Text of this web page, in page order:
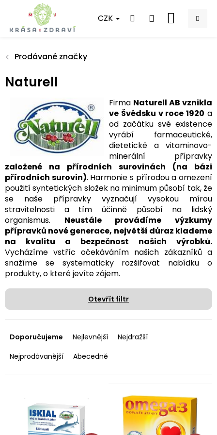
obsah
CZK
NÁKUPNÍ
Prodávané značky
Naturell
Firma Naturell AB vznikla
ve Švédsku v roce 1920 a
od začátku své existence
vyrábí farmaceutické,
dietetické a vitaminovo-
minerální přípravky
založené na přírodních surovinách (na bázi
přírodních surovin). Harmonie s přírodou a omezení
použití syntetických složek na minimum působí tak, že
se naše přípravky vyznačují vysokou mírou
stravitelnosti a tím účinně působí na lidský
organismus. Neustále provádíme výzkumy
přípravků nové generace, největší důraz klademe
na kvalitu a bezpečnost našich výrobků.
Vycházíme vstříc očekáváním našich zákazníků a
snažíme se systematicky rozšiřovat nabídku o
produkty, o které jevíte zájem.
Otevřít filtr
a
e
í
Doporučujeme Nejlevnější
Nejdražší
Nejprodávanější
Abecedně